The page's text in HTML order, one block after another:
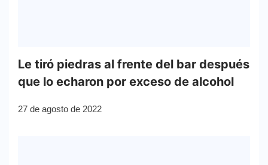
Le tiró piedras al frente del bar después
que lo echaron por exceso de alcohol
27 de agosto de 2022